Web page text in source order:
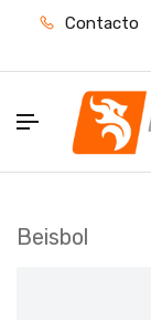
Contacto
Beisbol